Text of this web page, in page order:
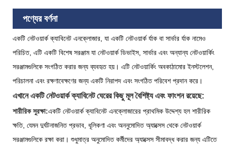
পণ্যের বর্ণনা
একটি নেটওয়ার্ক ক্যাবিনেট এনক্লোজার, যা একটি নেটওয়ার্ক র্যাক বা সার্ভার র্যাক নামেও
পরিচিত, এটি একটি বিশেষ সরঞ্জাম যা নেটওয়ার্ক ডিভাইস, সার্ভার এবং অন্যান্য নেটওয়ার্কিং
সরঞ্জামগুলিকে সংগঠিত করার জন্য ব্যবহৃত হয়। এটি নেটওয়ার্কিং অবকাঠামোর ইনস্টলেশন,
পরিচালনা এবং রক্ষণাবেক্ষণের জন্য একটি নিরাপদ এবং সংগঠিত পরিবেশ প্রদান করে।
এখানে একটি নেটওয়ার্ক ক্যাবিনেট ঘেরের কিছু মূল বৈশিষ্ট্য এবং ফাংশন রয়েছে:
শারীরিক সুরক্ষা:একটি নেটওয়ার্ক ক্যাবিনেট এনক্লোজারের প্রাথমিক উদ্দেশ্য হল শারীরিক
ক্ষতি, যেমন দুর্ঘটনাজনিত প্রভাব, ধূলিকণা এবং অননুমোদিত অ্যাক্সেস থেকে নেটওয়ার্ক
সরঞ্জামগুলিকে রক্ষা করা। শুধুমাত্র অনুমোদিত কর্মীদের অ্যাক্সেস সীমাবদ্ধ করার জন্য এটিতে